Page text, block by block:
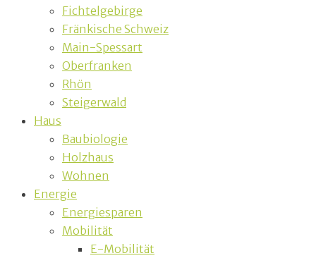
Fichtelgebirge
Fränkische Schweiz
Main-Spessart
Oberfranken
Rhön
Steigerwald
Haus
Baubiologie
Holzhaus
Wohnen
Energie
Energiesparen
Mobilität
E-Mobilität